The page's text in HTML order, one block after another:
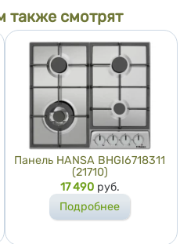
также смотрят
Панель HANSA BHGI6718311
(21710)
Цена
17 490 руб.
Подробнее